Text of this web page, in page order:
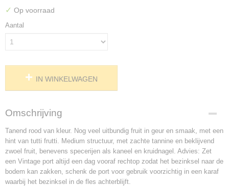
✓ Op voorraad
Aantal
IN WINKELWAGEN
Omschrijving
Tanend rood van kleur. Nog veel uitbundig fruit in geur en smaak, met een
hint van tutti frutti. Medium structuur, met zachte tannine en beklijvend
zwoel fruit, benevens specerijen als kaneel en kruidnagel. Advies: Zet
een Vintage port altijd een dag vooraf rechtop zodat het bezinksel naar de
bodem kan zakken, schenk de port voor gebruik voorzichtig in een karaf
waarbij het bezinksel in de fles achterblijft.